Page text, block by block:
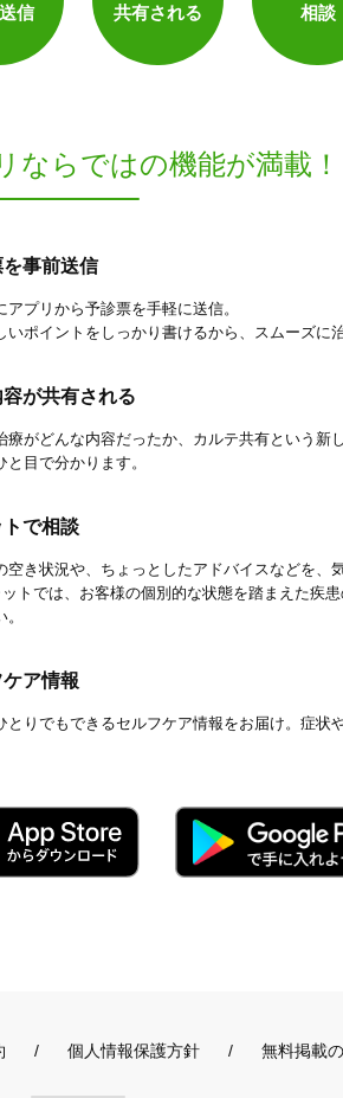
信
共有される
相談
ならではの機能が満載！
事前送信
アプリから予診票を手軽に送信。
いポイントをしっかり書けるから、スムーズに
が共有される
療がどんな内容だったか、カルテ共有という
と目で分かります。
で相談
空き状況や、ちょっとしたアドバイスなどを、
トでは、お客様の個別的な状態を踏まえた疾
ア情報
とりでもできるセルフケア情報をお届け。症状
個人情報保護方針 無料掲載